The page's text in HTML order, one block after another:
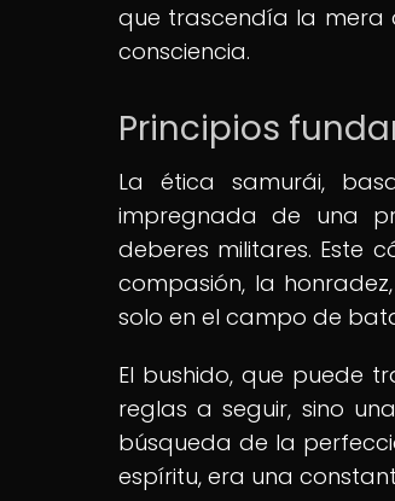
que trascendía la mera
consciencia.
Principios
La ética samurái,
impregnada de una
deberes militares. Este
compasión, la
solo en el campo de
El bushido, que puede
reglas a seguir, sino
búsqueda de la
espíritu, era una